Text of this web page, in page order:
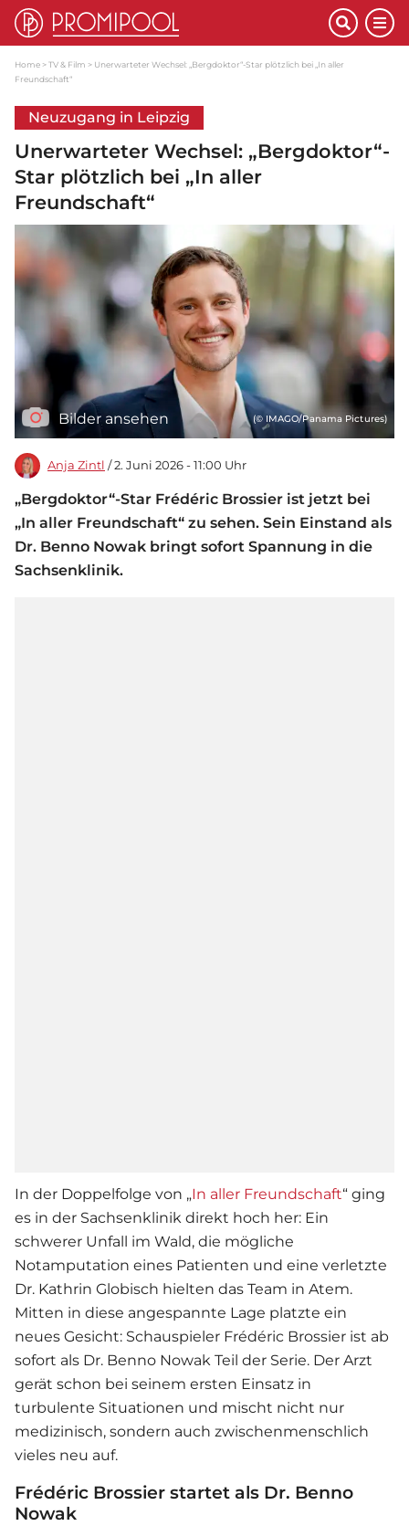
Home TV & Film
Unerwarteter Wechsel: „Bergdoktor“-Star plötzlich bei „In aller
Freundschaft“
Neuzugang in Leipzig
Unerwarteter Wechsel: „Bergdoktor“-
Star plötzlich bei „In aller
Freundschaft“
Bilder ansehen (© IMAGO/Panama Pictures)
Anja Zintl / 2. Juni 2026 - 11:00 Uhr
„Bergdoktor“-Star Frédéric Brossier ist jetzt bei
„In aller Freundschaft“ zu sehen. Sein Einstand als
Dr. Benno Nowak bringt sofort Spannung in die
Sachsenklinik.
In der Doppelfolge von „In aller Freundschaft“ ging
es in der Sachsenklinik direkt hoch her: Ein
schwerer Unfall im Wald, die mögliche
Notamputation eines Patienten und eine verletzte
Dr. Kathrin Globisch hielten das Team in Atem.
Mitten in diese angespannte Lage platzte ein
neues Gesicht: Schauspieler Frédéric Brossier ist ab
sofort als Dr. Benno Nowak Teil der Serie. Der Arzt
gerät schon bei seinem ersten Einsatz in
turbulente Situationen und mischt nicht nur
medizinisch, sondern auch zwischenmenschlich
vieles neu auf.
Frédéric Brossier startet als Dr. Benno
Nowak